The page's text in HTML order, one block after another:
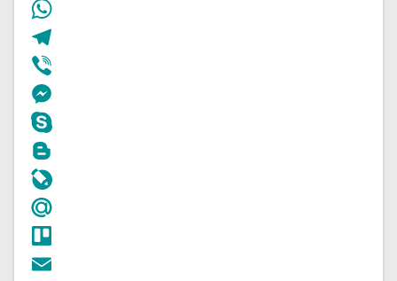
Twitter
WhatsApp
Telegram
Viber
Messenger
Skype
Blogger
LiveJournal
Mail.Ru
Trello